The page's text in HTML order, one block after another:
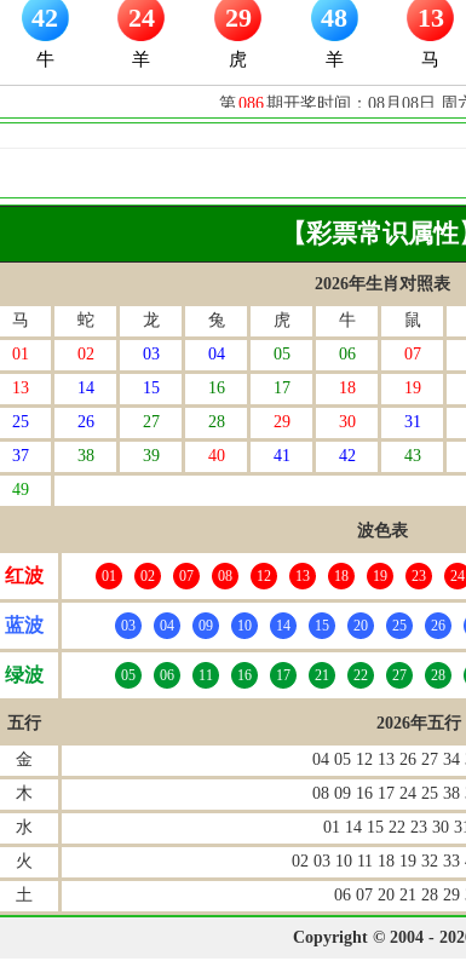
【彩票常识属性
2026年生肖对照表
马
蛇 龙 兔 虎 牛 鼠
01
02 03 04 05 06 07
13
14 15 16 17 18 19
25
26 27 28 29 30 31
37
38 39 40 41 42 43
49
波色表
红波 01 02 07 08 12 13 18 19 23 24
蓝波 03 04 09 10 14 15 20 25 26
绿波 05 06 11 16 17 21 22 27 28
五行
2026年五行
金
04 05 12 13 26 27 34
木
08 09 16 17 24 25 38
水
01 14 15 22 23 30
火
02 03 10 11 18 19 32 33
土
06 07 20 21 28 29
Copyright © 2004 -